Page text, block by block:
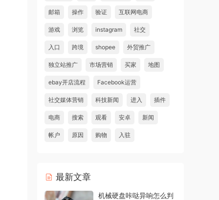
邮箱 操作 验证 互联网电商
游戏 浏览 instagram 社交
入口 跨境 shopee 外贸推广
独立站推广 市场营销 买家 地图
ebay开店流程 Facebook运营
社交媒体营销 科技新闻 进入 插件
电商 搜索 观看 安卓 新闻
帐户 原因 购物 入驻
最新文章
机械硬盘咔哒异响怎么判